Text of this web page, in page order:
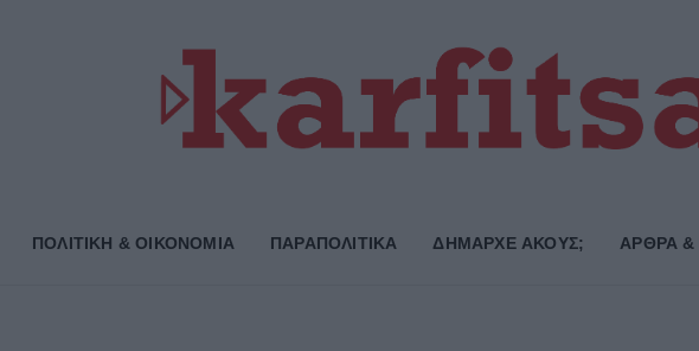
ΠΟΛΙΤΙΚΗ & ΟΙΚΟΝΟΜΙΑ ΠΑΡΑΠΟΛΙΤΙΚΑ ΔΗΜΑΡΧE ΑΚΟΥΣ; ΑΡΘΡΑ &